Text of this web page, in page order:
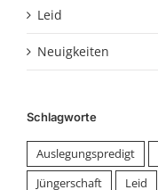
Leid
Neuigkeiten
Schlagworte
Auslegungspredigt
Jüngerschaft
Leid